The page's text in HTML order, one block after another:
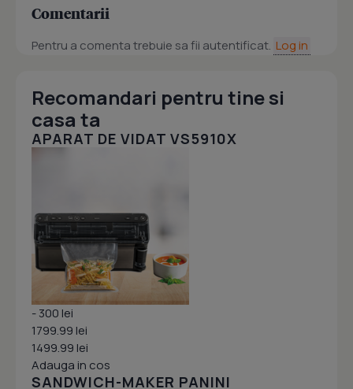
Comentarii
Pentru a comenta trebuie sa fii autentificat. Log in
Recomandari pentru tine si
casa ta
APARAT DE VIDAT VS5910X
- 300 lei
1799.99 lei
1499.99 lei
Adauga in cos
SANDWICH-MAKER PANINI